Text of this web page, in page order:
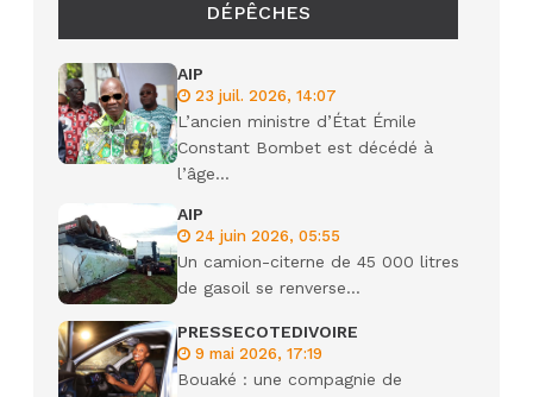
DÉPÊCHES
AIP
23 juil. 2026, 14:07
L’ancien ministre d’État Émile
Constant Bombet est décédé à
l’âge...
AIP
24 juin 2026, 05:55
Un camion-citerne de 45 000 litres
de gasoil se renverse...
PRESSECOTEDIVOIRE
9 mai 2026, 17:19
Bouaké : une compagnie de